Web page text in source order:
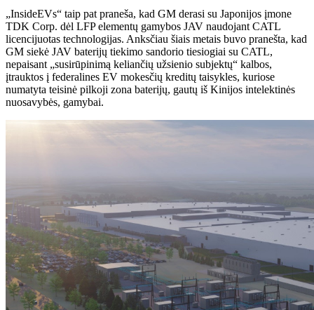
„InsideEVs“ taip pat praneša, kad GM derasi su Japonijos įmone
TDK Corp. dėl LFP elementų gamybos JAV naudojant CATL
licencijuotas technologijas. Anksčiau šiais metais buvo pranešta, kad
GM siekė JAV baterijų tiekimo sandorio tiesiogiai su CATL,
nepaisant „susirūpinimą keliančių užsienio subjektų“ kalbos,
įtrauktos į federalines EV mokesčių kreditų taisykles, kuriose
numatyta teisinė pilkoji zona baterijų, gautų iš Kinijos intelektinės
nuosavybės, gamybai.